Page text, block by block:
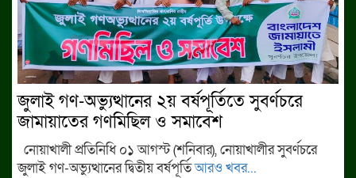
জুলাই গণ-অভ্যুত্থানের ২য় বর্ষপূর্তিতে সুবর্ণচরে
জামায়াতের গণমিছিল ও সমাবেশ
নোয়াখালী প্রতিনিধি ০১ আগস্ট (শনিবার), নোয়াখালীর সুবর্ণচরে
জুলাই গণ-অভ্যুত্থানের দ্বিতীয় বর্ষপূর্তিআরও খবর...